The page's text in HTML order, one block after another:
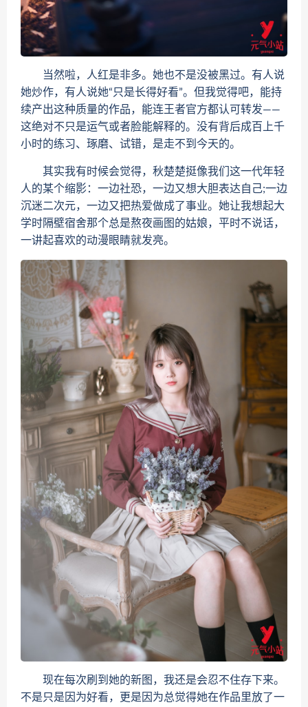
当然啦，人红是非多。她也不是没被黑过。有人说
她炒作，有人说她“只是长得好看”。但我觉得吧，能持
续产出这种质量的作品，能连王者官方都认可转发——
这绝对不只是运气或者脸能解释的。没有背后成百上千
小时的练习、琢磨、试错，是走不到今天的。
其实我有时候会觉得，秋楚楚挺像我们这一代年轻
人的某个缩影：一边社恐，一边又想大胆表达自己;一边
沉迷二次元，一边又把热爱做成了事业。她让我想起大
学时隔壁宿舍那个总是熬夜画图的姑娘，平时不说话，
一讲起喜欢的动漫眼睛就发亮。
现在每次刷到她的新图，我还是会忍不住存下来。
不是只是因为好看，更是因为总觉得她在作品里放了一